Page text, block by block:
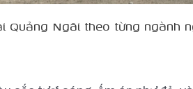
Quảng Ngãi theo từng ngành